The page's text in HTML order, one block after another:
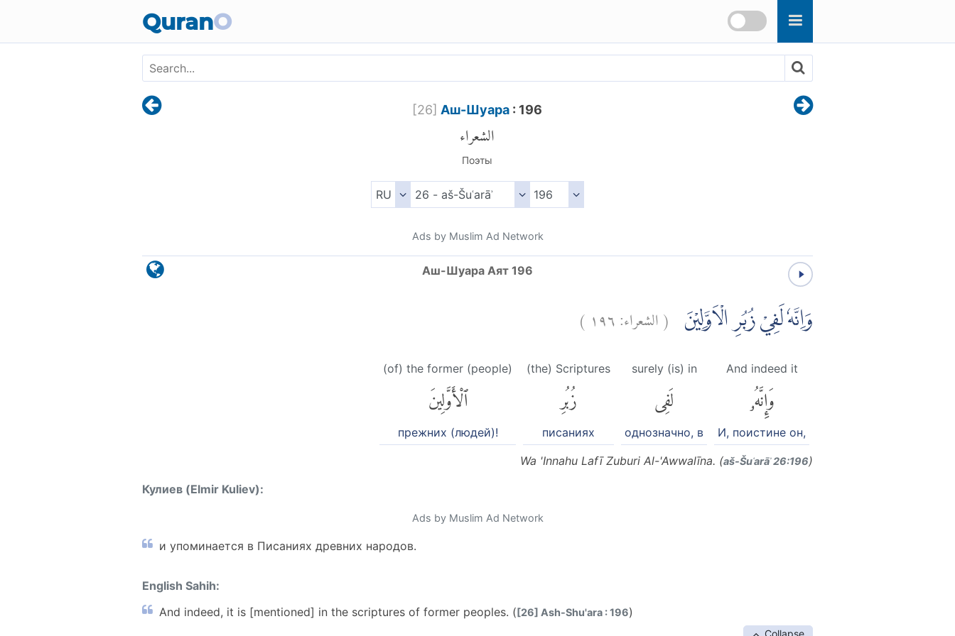
QuranO
[26] Аш-Шуара : 196
الشعراء
Поэты
Ads by Muslim Ad Network
Аш-Шуара Аят 196
وَاِنَّهٗ لَفِيْ زُبُرِ الْاَوَّلِيْنَ (الشعراء:١٩٦ )
And indeed it
وَإِنَّهُۥ
И, поистине он,
surely (is) in
لَفِى
однозначно, в
(the) Scriptures
زُبُرِ
писаниях
(of) the former (people)
ٱلْأَوَّلِينَ
прежних (людей)!
Wa 'Innahu Lafī Zuburi Al-'Awwalīna. (aš-Šuʿarāʾ 26:196)
Кулиев (Elmir Kuliev):
Ads by Muslim Ad Network
и упоминается в Писаниях древних народов.
English Sahih:
And indeed, it is [mentioned] in the scriptures of former peoples. ([26] Ash-Shu'ara : 196)
Collapse